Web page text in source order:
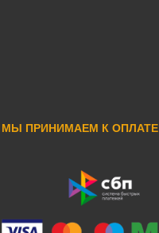
МЫ ПРИНИМАЕМ К ОПЛАТЕ